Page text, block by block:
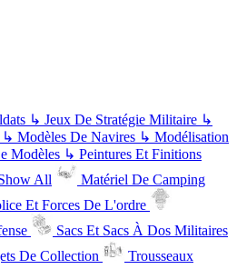
↳ Jeux De Stratégie Militaire ↳
↳ Modèles De Navires ↳ Modélisation
Modèles ↳ Peintures Et Finitions
All
Matériel De Camping
Et Forces De L'ordre
Sacs Et Sacs À Dos Militaires
De Collection
Trousseaux